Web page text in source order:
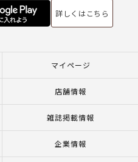
詳しくはこちら
マイページ
店舗情報
雑誌掲載情報
企業情報